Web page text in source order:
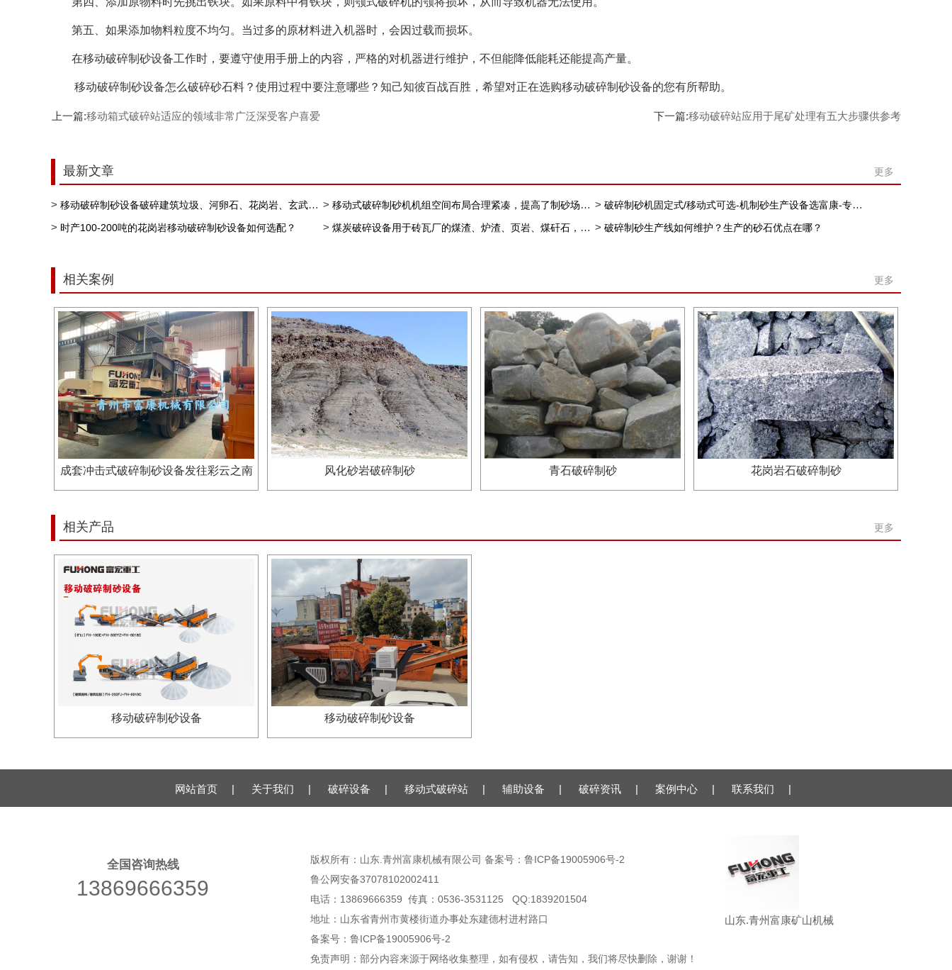
第五、如果添加物料粒度不均匀。当过多的原材料进入机器时，会因过载而损坏。
在移动破碎制砂设备工作时，要遵守使用手册上的内容，严格的对机器进行维护，不但能降低能耗还能提高产量。
移动破碎制砂设备怎么破碎砂石料？使用过程中要注意哪些？知己知彼百战百胜，希望对正在选购移动破碎制砂设备的您有所帮助。
上一篇:​移动箱式破碎站​适应的领域非常广泛深受客户喜爱 下一篇:移动破碎站应用于尾矿处理有五大步骤供参考
最新文章 更多
> 移动破碎制砂设备破碎建筑垃圾、河卵石、花岗岩、玄武岩、石灰石、矿石尾矿、人工制砂 > 移动式破碎制砂机机组空间布局合理紧凑，提高了制砂场地的灵活性 > 破碎制砂机固定式/移动式可选-机制砂生产设备选富康-专注破碎制砂
> 时产100-200吨的花岗岩移动破碎制砂设备如何选配？ > 煤炭破碎设备用于砖瓦厂的煤渣、炉渣、页岩、煤矸石，建筑垃圾等物料粉碎市场前景广阔。 > 破碎制砂生产线如何维护？生产的砂石优点在哪？
相关案例 更多
成套冲击式破碎制砂设备发往彩云之南 风化砂岩破碎制砂 青石破碎制砂 花岗岩石破碎制砂
相关产品 更多
移动破碎制砂设备 移动破碎制砂设备
网站首页 | 关于我们 | 破碎设备 | 移动式破碎站 | 辅助设备 | 破碎资讯 | 案例中心 | 联系我们 |
全国咨询热线
13869666359
版权所有：山东.青州富康机械有限公司 备案号： 鲁ICP备19005906号-2
鲁公网安备37078102002411
电话：13869666359 传真：0536-3531125 QQ:1839201504
地址：山东省青州市黄楼街道办事处东建德村进村路口
备案号：鲁ICP备19005906号-2
免责声明：部分内容来源于网络收集整理，如有侵权，请告知，我们将尽快删除，谢谢！
山东.青州富康矿山机械